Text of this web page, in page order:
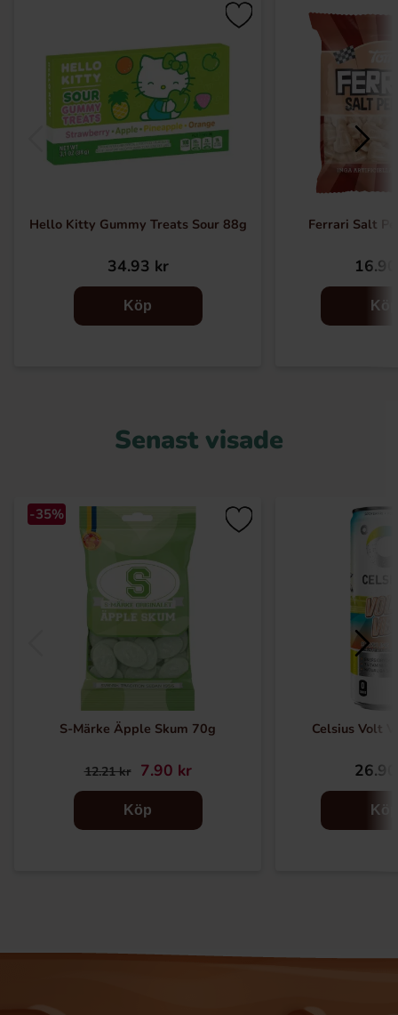
Hello Kitty Gummy Treats Sour 88g
34.93 kr
Köp
Ferrari Salt
Köp
Senast visade
-35%
S-Märke Äpple Skum 70g
12.21 kr 7.90 kr
Köp
Celsius Volt
Köp